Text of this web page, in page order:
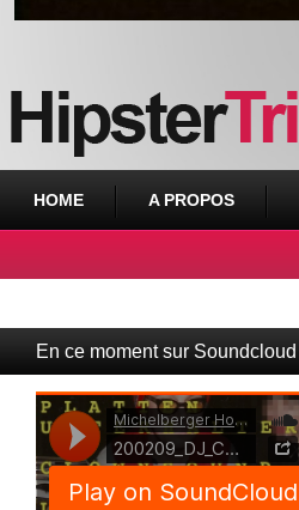
HOME A PROPOS
En ce moment sur Soundcloud